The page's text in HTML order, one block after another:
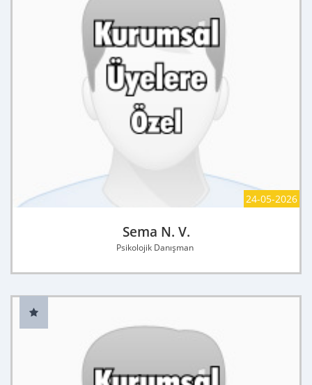
24-05-2026
Sema N. V.
Psikolojik Danışman